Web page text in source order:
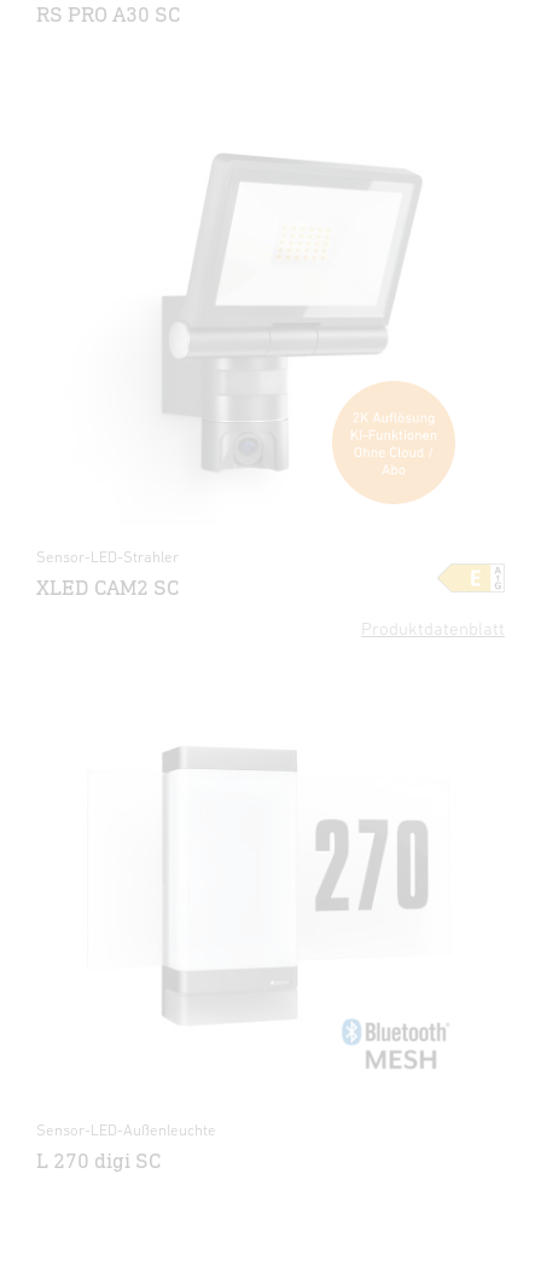
RS PRO A30 SC
Produktdatenblatt
Sensor-LED-Strahler
XLED CAM2 SC
Sensor-LED-Außenleuchte
L 270 digi SC